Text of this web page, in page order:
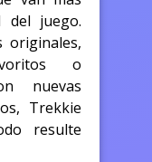
del juego.
originales,
o
nuevas
Trekkie
resulte